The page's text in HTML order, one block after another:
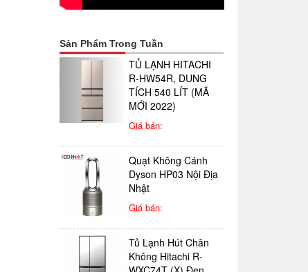
Sản Phẩm Trong Tuần
TỦ LẠNH HITACHI
R-HW54R, DUNG
TÍCH 540 LÍT (MÃ
MỚI 2022)
Giá bán:
Quạt Không Cánh
Dyson HP03 Nội Địa
Nhật
Giá bán:
Tủ Lạnh Hút Chân
Không Hitachi R-